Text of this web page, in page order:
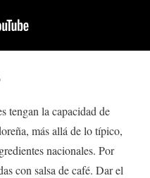
tengan la capacidad de
más allá de lo típico,
nacionales. Por
con salsa de café. Dar el